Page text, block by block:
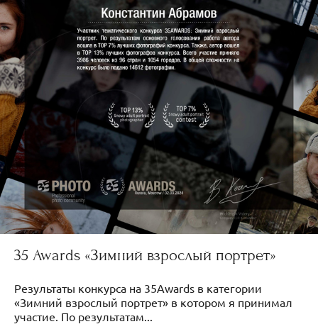
35 Awards «Зимний взрослый портрет»
Результаты конкурса на 35Awards в категории
«Зимний взрослый портрет» в котором я принимал
участие. По результатам...